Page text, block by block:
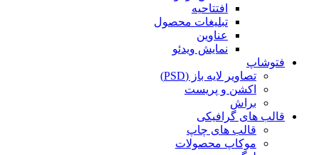
افتتاحیه
تبلیغات محصول
عناوین
نمایش ویدئو
فتوشاپ
تصاویر لایه باز (PSD)
اکشن و پریست
براش
قالب های گرافیکی
قالب های چاپ
موکاپ محصولات